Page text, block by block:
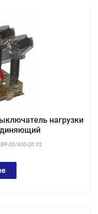
нагрузки
20/630-20 У2